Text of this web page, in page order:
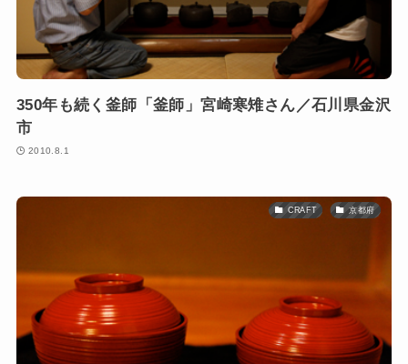
350年も続く釜師「釜師」宮崎寒雉さん／石川県金沢
市
2010.8.1
CRAFT 京都府